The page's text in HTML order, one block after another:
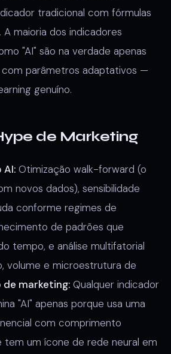
tradicional com fórmulas
maioria dos indicadores
"AI" são na verdade apenas
parâmetros adaptativos —
genuíno.
de Marketing
AI: Otimização walk-forward (o
novos dados), sensibilidade
conforme regimes de
de padrões que
tempo, e análise multifatorial
volume e microestrutura de
de marketing: Qualquer indicador
"AI" apenas porque usa uma
com comprimento
tem um ícone de rede neural em